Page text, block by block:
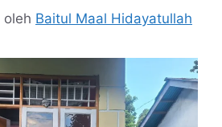
oleh Baitul Maal Hidayatullah